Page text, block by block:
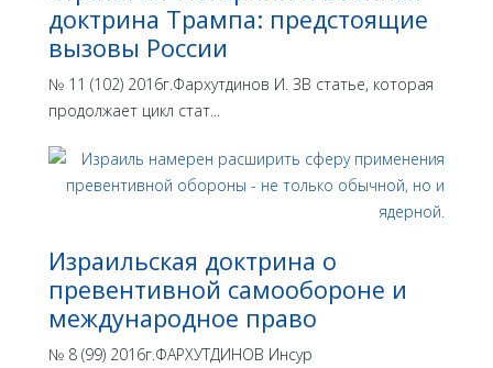
доктрина Трампа: предстоящие
вызовы России
№ 11 (102) 2016г.Фархутдинов И. ЗВ статье, которая
продолжает цикл стат...
Израильская доктрина o
превентивной самообороне и
международное право
№ 8 (99) 2016г.ФАРХУТДИНОВ Инсур